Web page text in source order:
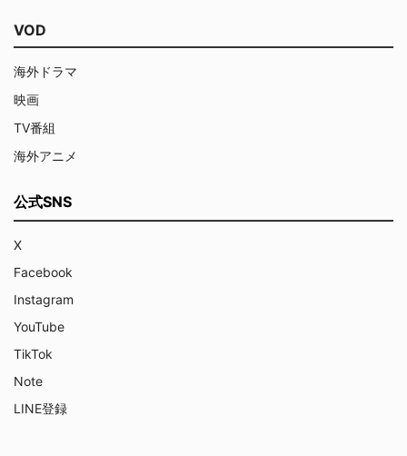
VOD
海外ドラマ
映画
TV番組
海外アニメ
公式SNS
X
Facebook
Instagram
YouTube
TikTok
Note
LINE登録